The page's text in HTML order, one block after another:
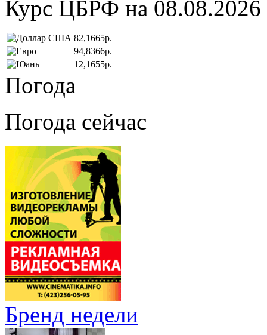
Курс ЦБРФ на 08.08.2026
82,1665р.
94,8366р.
12,1655р.
Погода
Погода сейчас
Бренд недели